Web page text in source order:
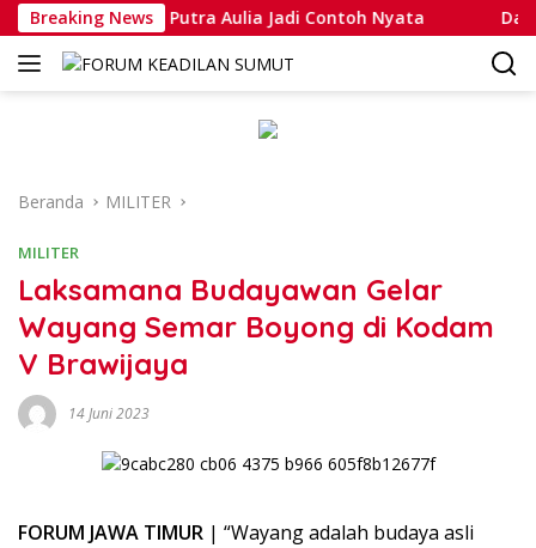
Langsung
ke
konten
Breaking News
Muhammad Putra Aulia Jadi Contoh Nyata
Beranda MILITER
MILITER
Laksamana Budayawan Gelar
Wayang Semar Boyong di Kodam
V Brawijaya
14 Juni 2023
FORUM JAWA TIMUR | “Wayang adalah budaya asli